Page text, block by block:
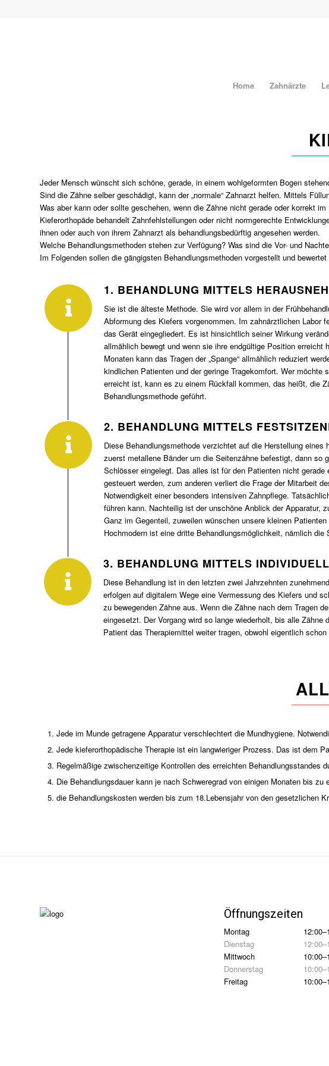
Home Zahnärzte
Jeder Mensch wünscht sich schöne, gerade, in einem wohlgeformten Bogen
Sind die Zähne selber geschädigt, kann der „normale“ Zahnarzt helfen. Mittels
Was aber kann oder sollte geschehen, wenn die Zähne nicht gerade oder korrekt
Kieferorthopäde behandelt Zahnfehlstellungen oder nicht normgerechte
ihnen oder auch von ihrem Zahnarzt als behandlungsbedürftig angesehen werden.
Welche Behandlungsmethoden stehen zur Verfügung? Was sind die Vor- und
Im Folgenden sollen die gängigsten Behandlungsmethoden vorgestellt und bewertet
1. BEHANDLUNG MITTELS
Sie ist die älteste Methode. Sie wird vor allem in der
Abformung des Kiefers vorgenommen. Im zahnärztlichen Labor
das Gerät eingegliedert. Es ist hinsichtlich seiner Wirkung
allmählich bewegt und wenn sie ihre endgültige Position
Monaten kann das Tragen der „Spange“ allmählich reduziert
kindlichen Patienten und der geringe Tragekomfort. Wer
erreicht ist, kann es zu einem Rückfall kommen, das heißt, die
Behandlungsmethode geführt.
2. BEHANDLUNG MITTELS
Diese Behandlungsmethode verzichtet auf die Herstellung
zuerst metallene Bänder um die Seitenzähne befestigt, dann
Schlösser eingelegt. Das alles ist für den Patienten nicht
gesteuert werden, zum anderen verliert die Frage der Mitarbeit
Notwendigkeit einer besonders intensiven Zahnpflege.
führen kann. Nachteilig ist der unschöne Anblick der Apparatur,
Ganz im Gegenteil, zuweilen wünschen unsere kleinen
Hochmodern ist eine dritte Behandlungsmöglichkeit, nämlich
3. BEHANDLUNG MITTELS
Diese Behandlung ist in den letzten zwei Jahrzehnten
erfolgen auf digitalem Wege eine Vermessung des Kiefers und
zu bewegenden Zähne aus. Wenn die Zähne nach dem Tragen
eingesetzt. Der Vorgang wird so lange wiederholt, bis alle
Patient das Therapiemittel weiter tragen, obwohl eigentlich
Jede im Munde getragene Apparatur verschlechtert die Mundhygiene.
Jede kieferorthopädische Therapie ist ein langwieriger Prozess. Das ist dem
Regelmäßige zwischenzeitige Kontrollen des erreichten Behandlungsstandes
Die Behandlungsdauer kann je nach Schweregrad von einigen Monaten bis zu
die Behandlungskosten werden bis zum 18.Lebensjahr von den gesetzlichen
Öffnungszeiten
Montag
Dienstag
Mittwoch
Donnerstag
Freitag